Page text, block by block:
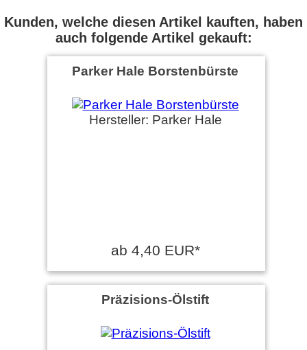
Kunden, welche diesen Artikel kauften, haben
auch folgende Artikel gekauft:
Parker Hale Borstenbürste
Hersteller: Parker Hale
ab 4,40 EUR*
Präzisions-Ölstift